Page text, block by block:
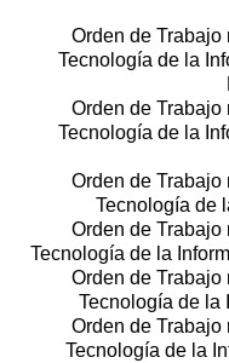
Orden de Trabajo
Tecnología de la
Orden de Trabajo
Tecnología de la
Orden de Trabajo
Tecnología de
Orden de Trabajo
Tecnología de la
Orden de Trabajo
Tecnología de la
Orden de Trabajo
Tecnología de la